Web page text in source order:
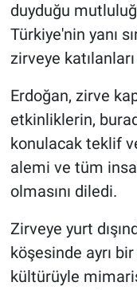
duyduğu
Türkiye'nin yanı
zirveye
Erdoğan, zirve
etkinliklerin,
konulacak teklif
alemi ve tüm
olmasını diledi.
Zirveye yurt
köşesinde ayrı
kültürüyle